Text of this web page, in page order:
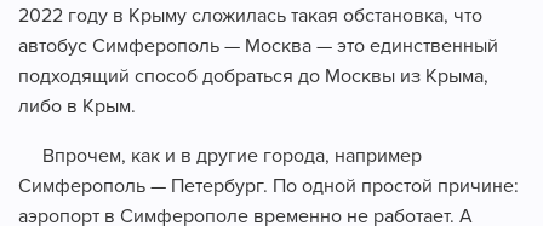
2022 году в Крыму сложилась такая обстановка, что
автобус Симферополь — Москва — это единственный
подходящий способ добраться до Москвы из Крыма,
либо в Крым.
Впрочем, как и в другие города, например
Симферополь — Петербург. По одной простой причине:
аэропорт в Симферополе временно не работает. А